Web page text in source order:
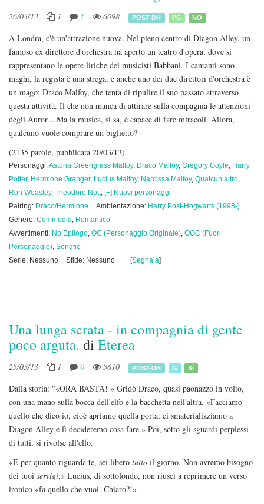
26/03/13 1 1 6098 POST-DH PG NO
A Londra, c'è un'attrazione nuova. Nel pieno centro di Diagon Alley, un
famoso ex direttore d'orchestra ha aperto un teatro d'opera, dove si
rappresentano le opere liriche dei musicisti Babbani. I cantanti sono
maghi, la regista è una strega, e anche uno dei due direttori d'orchestra è
un mago: Draco Malfoy, che tenta di ripulire il suo passato attraverso
questa attività. Il che non manca di attirare sulla compagnia le attenzioni
degli Auror... Ma la musica, si sa, è capace di fare miracoli. Allora,
qualcuno vuole comprare un biglietto?
(2135 parole, pubblicata 20/03/13)
Personaggi:Astoria Greengrass Malfoy, Draco Malfoy, Gregory Goyle, Harry
Potter, Hermione Granger, Lucius Malfoy, Narcissa Malfoy, Qualcun altro,
Ron Weasley, Theodore Nott, [+] Nuovi personaggi
Pairing: Draco/Hermione Ambientazione: Harry Post-Hogwarts (1998-)
Genere: Commedia, Romantico
Avvertimenti: No Epilogo, OC (Personaggio Originale), OOC (Fuori
Personaggio), Songfic
Serie: Nessuno
Sfide: Nessuno [Segnala]
Una lunga serata - in compagnia di gente
poco arguta. di Eterea
25/03/13 1 0 5610 POST-DH G SÌ
Dalla storia: "«ORA BASTA! » Gridò Draco, quasi paonazzo in volto,
con una mano sulla bocca dell'elfo e la bacchetta nell'altra. «Facciamo
quello che dico io, cioè apriamo quella porta, ci smaterializziamo a
Diagon Alley e lì decideremo cosa fare.» Poi, sotto gli sguardi perplessi
di tutti, si rivolse all'elfo.
«E per quanto riguarda te, sei libero tutto il giorno. Non avremo bisogno
dei tuoi servigi,» Lucius, di sottofondo, non riuscì a reprimere un verso
ironico «fa quello che vuoi. Chiaro?!»